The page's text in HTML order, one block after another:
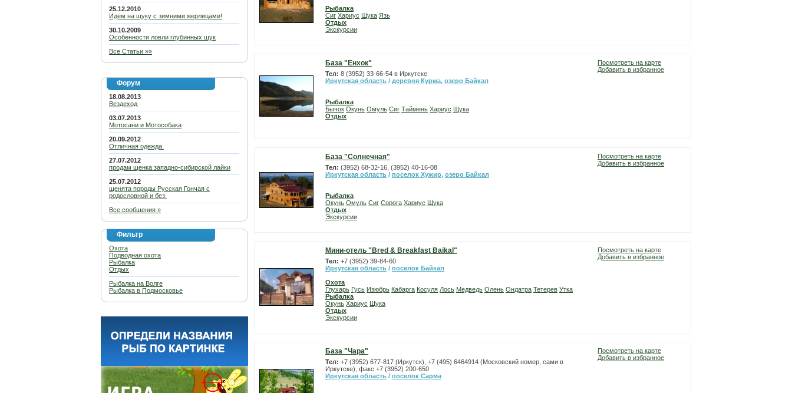
25.12.2010
Идем на щуку с зимними жерлицами!
30.10.2009
Особенности ловли глубинных щук
Все Статьи »»
Форум
18.08.2013
Вездеход
03.07.2013
Мотосани и Мотособака
20.09.2012
Отличная одежда.
27.07.2012
продам щенка западно-сибирской лайки
25.07.2012
щенята породы Русская Гончая с
родословной и без.
Все сообщения »
Фильтр
Охота
Подводная охота
Рыбалка
Отдых
Рыбалка на Волге
Рыбалка в Подмосковье
Рыбалка
Сиг Хариус Щука Язь
Отдых
Экскурсии
База "Енхок"
Тел: 8 (3952) 33-66-54 в Иркутске
Иркутская область / деревня Курма, озеро Байкал
Рыбалка
Бычок Окунь Омуль Сиг Таймень Хариус Щука
Отдых
Посмотреть на карте
Добавить в избранное
База "Солнечная"
Тел: (3952) 68-32-16, (3952) 40-16-08
Иркутская область / поселок Хужир, озеро Байкал
Рыбалка
Окунь Омуль Сиг Сорога Хариус Щука
Отдых
Экскурсии
Посмотреть на карте
Добавить в избранное
Мини-отель "Bred & Breakfast Baikal"
Тел: +7 (3952) 39-84-60
Иркутская область / поселок Байкал
Охота
Глухарь Гусь Изюбрь Кабарга Косуля Лось Медведь Олень Ондатра Тетерев Утка
Рыбалка
Окунь Хариус Щука
Отдых
Экскурсии
Посмотреть на карте
Добавить в избранное
База "Чара"
Тел: +7 (3952) 677-817 (Иркутск), +7 (495) 6464914 (Московский номер, сами в
Иркутске), факс +7 (3952) 200-650
Иркутская область / поселок Сарма
Посмотреть на карте
Добавить в избранное